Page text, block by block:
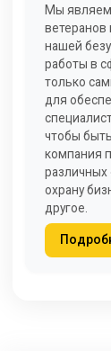
Мы
ветеранов
нашей
работы в
только
для
чтобы
компания
различных
охрану
другое.